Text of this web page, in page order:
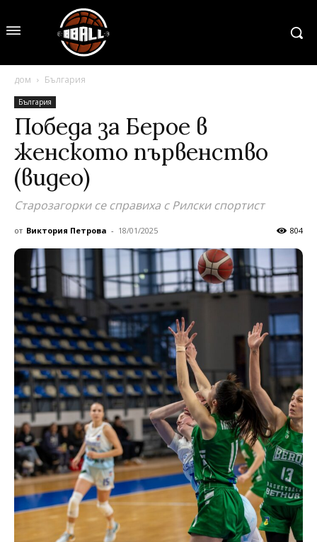
дом България
България
Победа за Берое в
женското първенство
(видео)
Старозагорки се справиха с Рилски спортист
от Виктория Петрова - 18/01/2025 804